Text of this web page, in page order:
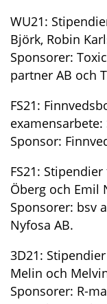
WU21:
Björk, Robin
Sponsorer:
partner AB och
FS21:
examensarbete:
Sponsor:
FS21:
Öberg och Emil
Sponsorer: bsv
Nyfosa AB.
3D21:
Melin och
Sponsorer: R-